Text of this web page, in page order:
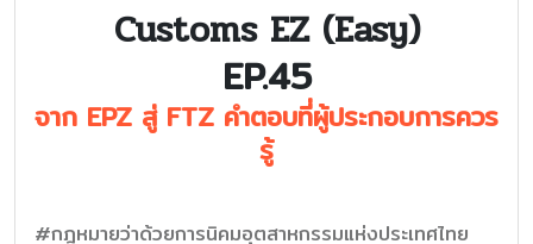
Customs EZ (Easy)
EP.45
จาก EPZ สู่ FTZ คำตอบที่ผู้ประกอบการควร
รู้
#กฎหมายว่าด้วยการนิคมอุตสาหกรรมแห่งประเทศไทย